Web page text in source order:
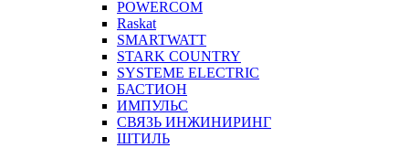
POWERCOM
Raskat
SMARTWATT
STARK COUNTRY
SYSTEME ELECTRIC
БАСТИОН
ИМПУЛЬС
СВЯЗЬ ИНЖИНИРИНГ
ШТИЛЬ